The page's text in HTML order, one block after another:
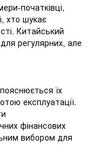
початківці,
хто шукає
Китайський
регулярних, але
пояснюється їх
експлуатації.
фінансових
вибором для